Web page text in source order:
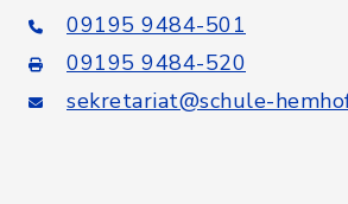
09195 9484-501
09195 9484-520
sekretariat@schule-